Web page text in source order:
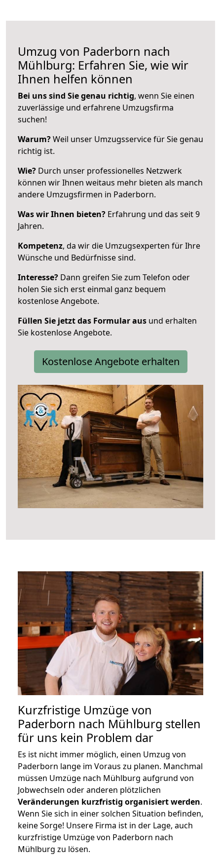
Umzug von Paderborn nach
Mühlburg: Erfahren Sie, wie wir
Ihnen helfen können
Bei uns sind Sie genau richtig, wenn Sie einen
zuverlässige und erfahrene Umzugsfirma
suchen!
Warum?Weil unser Umzugsservice für Sie genau
richtig ist.
Wie? Durch unser professionelles Netzwerk
können wir Ihnen weitaus mehr bieten als manch
andere Umzugsfirmen in Paderborn.
Was wir Ihnen bieten? Erfahrung und das seit 9
Jahren.
Kompetenz, da wir die Umzugsexperten für Ihre
Wünsche und Bedürfnisse sind.
Interesse? Dann greifen Sie zum Telefon oder
holen Sie sich erst einmal ganz bequem
kostenlose Angebote.
Füllen Sie jetzt das Formular aus und erhalten
Sie kostenlose Angebote.
Kostenlose Angebote erhalten
Kurzfristige Umzüge von
Paderborn nach Mühlburg stellen
für uns kein Problem dar
Es ist nicht immer möglich, einen Umzug von
Paderborn lange im Voraus zu planen. Manchmal
müssen Umzüge nach Mühlburg aufgrund von
Jobwechseln oder anderen plötzlichen
Veränderungen kurzfristig organisiert werden.
Wenn Sie sich in einer solchen Situation befinden,
keine Sorge! Unsere Firma ist in der Lage, auch
kurzfristige Umzüge von Paderborn nach
Mühlburg zu lösen.